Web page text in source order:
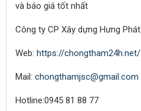
và báo giá tốt nhất
Công ty CP Xây dựng Hưng Phát
Web: https://chongtham24h.net/
Mail: chongthamjsc@gmail.com
Hotline:0945 81 88 77